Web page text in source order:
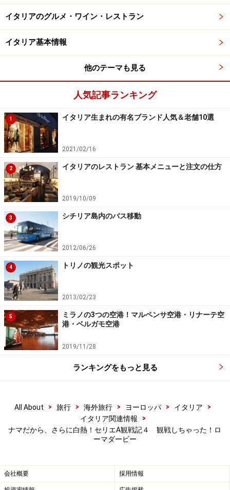
イタリアのグルメ・ワイン・レストラン
イタリア基本情報
他のテーマも見る
人気記事ランキング
1 イタリア生まれの有名ブランド人気＆老舗10選
2021/02/16
2 イタリアのレストラン 基本メニューと注文の仕方
2019/10/09
3 シチリア島内のバス移動
2012/06/26
4 トリノの観光スポット
2013/02/23
5
ミラノの3つの空港！マルペンサ空港・リナーテ空
港・ベルガモ空港
2019/11/28
ランキングをもっと見る
All About > 旅行 > 海外旅行 > ヨーロッパ > イタリア
>
イタリア関連情報
>
ナマだから、さらに白熱！セリエA観戦記４ 観戦しちゃった！ロ
ーマダービー
会社概要 採用情報